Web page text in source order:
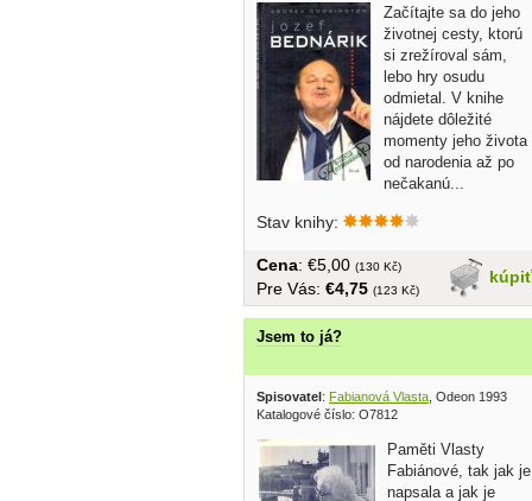
Začítajte sa do jeho
životnej cesty, ktorú
si zrežíroval sám,
lebo hry osudu
odmietal. V knihe
nájdete dôležité
momenty jeho života
od narodenia až po
nečakanú...
Stav knihy:
kúpiť
Cena: €5,00 (130 Kč)
Pre Vás: €4,75 (123 Kč)
Jsem to já?
Spisovatel : Fabianová Vlasta , Odeon 1993
Katalogové číslo: O7812
Paměti Vlasty
Fabiánové, tak jak je
napsala a jak je